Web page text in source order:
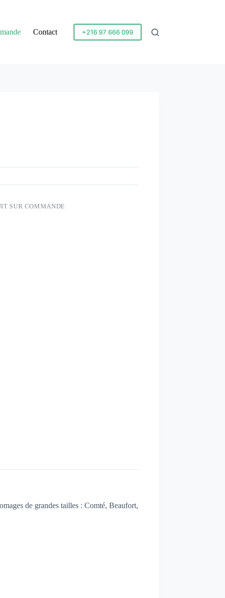
Contact +216 97 666 099
SUR COMMANDE
de grandes tailles : Comté, Beaufort,